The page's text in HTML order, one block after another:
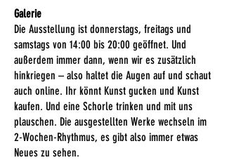
Galerie
Die Ausstellung ist donnerstags, freitags und
samstags von 14:00 bis 20:00 geöffnet. Und
außerdem immer dann, wenn wir es zusätzlich
hinkriegen – also haltet die Augen auf und schaut
auch online. Ihr könnt Kunst gucken und Kunst
kaufen. Und eine Schorle trinken und mit uns
plauschen. Die ausgestellten Werke wechseln im
2-Wochen-Rhythmus, es gibt also immer etwas
Neues zu sehen.